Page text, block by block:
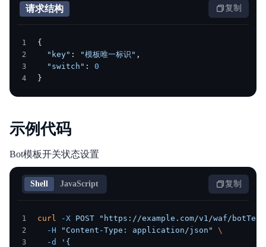
相关协议
请求结构 复制
{
  "key"
: "模板唯一标识" ,
  "switch"
: 0
}
示例代码
Bot模板开关状态设置
Shell JavaScript 复制
curl -X POST "https://example.com/v1/waf/
  -H
"Content-Type: application/json"
\
  -d
'{